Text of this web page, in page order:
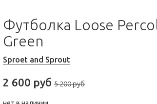
Футболка Loose
Green
Sproet and Sprout
2 600 руб 5 200 руб